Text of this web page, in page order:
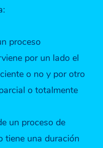
proceso
por un lado el
o no y por otro
o totalmente
un proceso de
tiene una duración